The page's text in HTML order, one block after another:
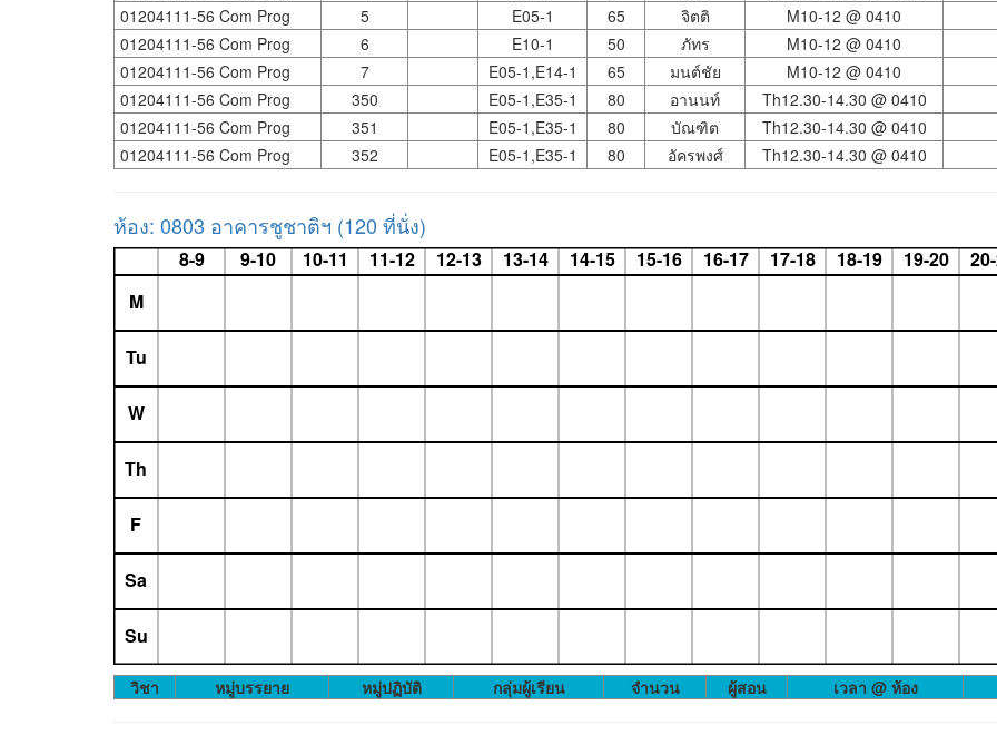
01204111-56 Com Prog
5 E05-1 65 จิตติ M10-12 @ 0410
01204111-56 Com Prog
6 E10-1 50 ภัทร M10-12 @ 0410
01204111-56 Com Prog
7 E05-1,E14-1 65 มนต์ชัย M10-12 @ 0410
01204111-56 Com Prog
350 E05-1,E35-1 80 อานนท์ Th12.30-14.30 @ 0410
01204111-56 Com Prog
351 E05-1,E35-1 80 บัณฑิต Th12.30-14.30 @ 0410
01204111-56 Com Prog
352 E05-1,E35-1 80 อัครพงศ์ Th12.30-14.30 @ 0410
ห้อง: 0803 อาคารชูชาติฯ (120 ที่นั่ง)
8-9 9-10 10-11 11-12 12-13 13-14 14-15 15-16 16-17 17-18 18-19 19-20
M
Tu
W
Th
F
Sa
Su
วิชา หมู่บรรยาย หมู่ปฏิบัติ กลุ่มผู้เรียน จำนวน ผู้สอน เวลา @ ห้อง